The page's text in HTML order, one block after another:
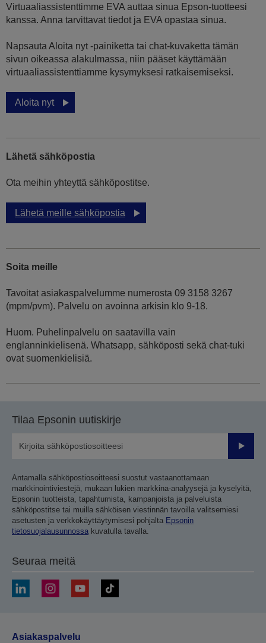
Virtuaaliassistenttimme EVA auttaa sinua Epson-tuotteesi
kanssa. Anna tarvittavat tiedot ja EVA opastaa sinua.
Napsauta Aloita nyt -painiketta tai chat-kuvaketta tämän
sivun oikeassa alakulmassa, niin pääset käyttämään
virtuaaliassistenttiamme kysymyksesi ratkaisemiseksi.
Aloita nyt
Lähetä sähköpostia
Ota meihin yhteyttä sähköpostitse.
Lähetä meille sähköpostia
Soita meille
Tavoitat asiakaspalvelumme numerosta 09 3158 3267
(mpm/pvm). Palvelu on avoinna arkisin klo 9-18.
Huom. Puhelinpalvelu on saatavilla vain
englanninkielisenä. Whatsapp, sähköposti sekä chat-tuki
ovat suomenkielisiä.
Tilaa Epsonin uutiskirje
Lähetä
Antamalla sähköpostiosoitteesi suostut vastaanottamaan
markkinointiviestejä, mukaan lukien markkina-analyysejä ja kyselyitä,
Epsonin tuotteista, tapahtumista, kampanjoista ja palveluista
sähköpostitse tai muilla sähköisen viestinnän tavoilla valitsemiesi
asetusten ja verkkokäyttäytymisesi pohjalta Epsonin
tietosuojalausunnossa kuvatulla tavalla.
Seuraa meitä
Asiakaspalvelu